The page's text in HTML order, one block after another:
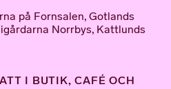
på Fornsalen, Gotlands
Norrbys, Kattlunds
I BUTIK, CAFÉ OCH